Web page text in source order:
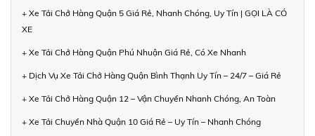
+ Xe Tải Chở Hàng Quận 5 Giá Rẻ, Nhanh Chóng, Uy Tín | GỌI LÀ CÓ
XE
+ Xe Tải Chở Hàng Quận Phú Nhuận Giá Rẻ, Có Xe Nhanh
+ Dịch Vụ Xe Tải Chở Hàng Quận Bình Thạnh Uy Tín – 24/7 – Giá Rẻ
+ Xe Tải Chở Hàng Quận 12 – Vận Chuyển Nhanh Chóng, An Toàn
+ Xe Tải Chuyển Nhà Quận 10 Giá Rẻ – Uy Tín – Nhanh Chóng